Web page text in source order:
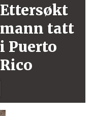
Ettersøkt
mann tatt
i Puerto
Rico